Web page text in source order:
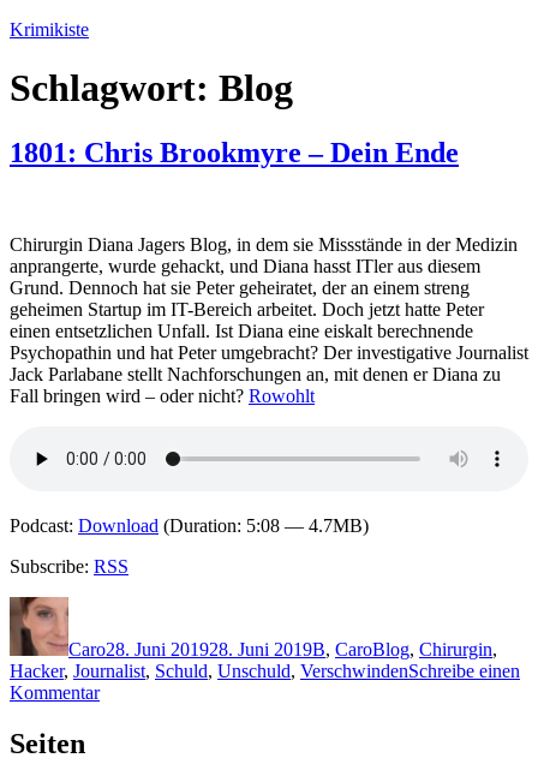
Zum
springen
Krimikiste
Schlagwort: Blog
1801: Chris Brookmyre – Dein Ende
Chirurgin Diana Jagers Blog, in dem sie Missstände in der Medizin
anprangerte, wurde gehackt, und Diana hasst ITler aus diesem
Grund. Dennoch hat sie Peter geheiratet, der an einem streng
geheimen Startup im IT-Bereich arbeitet. Doch jetzt hatte Peter
einen entsetzlichen Unfall. Ist Diana eine eiskalt berechnende
Psychopathin und hat Peter umgebracht? Der investigative Journalist
Jack Parlabane stellt Nachforschungen an, mit denen er Diana zu
Fall bringen wird – oder nicht? Rowohlt
Podcast: Download (Duration: 5:08 — 4.7MB)
Subscribe: RSS
Autor
Caro28. Juni 201928. Juni 2019B, CaroBlog, Chirurgin,
Hacker, Journalist, Schuld, Unschuld, VerschwindenSchreibe einen
Kommentarzu
Seiten